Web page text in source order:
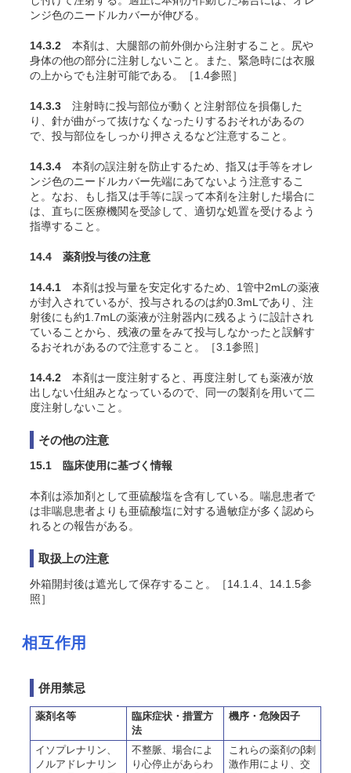
ンジ色のニードルカバーが伸びる。
14.3.2 本剤は、大腿部の前外側から注射すること。尻や
身体の他の部分に注射しないこと。また、緊急時には衣服
の上からでも注射可能である。［1.4参照］
14.3.3 注射時に投与部位が動くと注射部位を損傷した
り、針が曲がって抜けなくなったりするおそれがあるの
で 、投与部位をしっかり押さえるなど注意すること。
14.3.4 本剤の誤注射を防止するため、指又は手等をオレ
ンジ色のニードルカバー先端にあてないよう注意するこ
と。なお、もし指又は手等に誤って本剤を注射した場合に
は、直ちに医療機関を受診して、適切な処置を受けるよう
指導すること。
14.4 薬剤投与後の注意
14.4.1 本剤は投与量を安定化するため、1管中2mLの薬液
が封入されているが、投与されるのは約0.3mLであり、注
射後にも約1.7mLの薬液が注射器内に残るように設計され
ていることから、残液の量をみて投与しなかったと誤解す
るおそれがあるので注意すること。［3.1参照］
14.4.2 本剤は一度注射すると、再度注射しても薬液が放
出しない仕組みとなっているので、同一の製剤を用いて二
度注射しないこと。
その他の注意
15.1 臨床使用に基づく情報
本剤は添加剤として亜硫酸塩を含有している。喘息患者で
は非喘息患者よりも亜硫酸塩に対する過敏症が多く認めら
れるとの報告がある。
取扱上の注意
外箱開封後は遮光して保存すること。［14.1.4、14.1.5参
照］
相互作用
併用禁忌
薬剤名等
臨床症状・措置方
法
機序・危険因子
イソプレナリン、
ノルアドレナリン
不整脈、場合によ
り心停止があらわ
これらの薬剤のβ刺
激作用により、交